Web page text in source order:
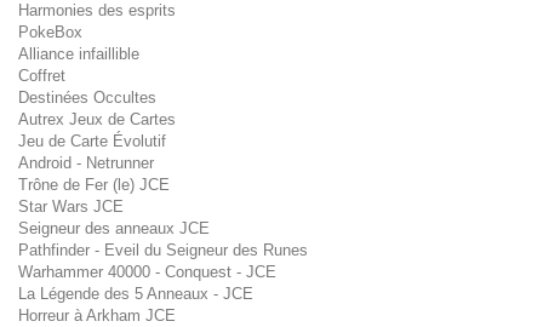
Harmonies des esprits
PokeBox
Alliance infaillible
Coffret
Destinées Occultes
Autrex Jeux de Cartes
Jeu de Carte Évolutif
Android - Netrunner
Trône de Fer (le) JCE
Star Wars JCE
Seigneur des anneaux JCE
Pathfinder - Eveil du Seigneur des Runes
Warhammer 40000 - Conquest - JCE
La Légende des 5 Anneaux - JCE
Horreur à Arkham JCE